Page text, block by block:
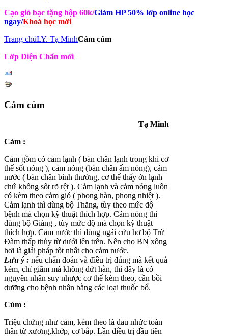
Cạo gió bạc tặng hộp 60k/Giảm HP 50% lớp online học
ngay/Khoá học mới
Trang chủLY. Tạ MinhCảm cúm
Lớp Diện Chẩn mới
Cảm cúm
Tạ Minh
Cảm :
Cảm gồm có cảm lạnh ( bàn chân lạnh trong khi cơ
thể sốt nóng ), cảm nóng (bàn chân ấm nóng), cảm
nước ( bàn chân bình thường, cơ thể thấy ớn lạnh
chứ không sốt rõ rệt ). Cảm lạnh và cảm nóng luôn
có kèm theo cảm gió ( phong hàn, phong nhiệt ).
Cảm lạnh thì dùng bộ Thăng, tùy theo mức độ
bệnh mà chọn kỹ thuật thích hợp. Cảm nóng thì
dùng bộ Giáng , tùy mức độ mà chọn kỹ thuật
thích hợp. Cảm nước thì dùng ngải cứu hơ bộ Trừ
Đàm thấp thủy từ dưới lên trên. Nên cho BN xông
hơi là giải pháp tốt nhất cho cảm nước.
Lưu ý : nếu chẩn đoán và điều trị đúng mà kết quả
kém, chỉ giãm mà không dứt hẵn, thì đây là có
nguyên nhân suy nhược cơ thể kèm theo, cần bồi
dưỡng cho bệnh nhân bằng các loại thuốc bổ.
Cúm :
Triệu chứng như cảm, kèm theo là đau nhức toàn
thân từ xương,khớp, cơ bắp. Lần điều trị đầu tiên